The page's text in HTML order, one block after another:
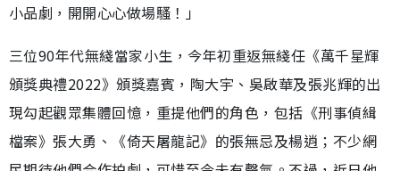
小品劇，開開心心做場騷！」
三位90年代無綫當家小生，今年初重返無綫任《萬千星輝
頒獎典禮2022》頒獎嘉賓，陶大宇、吳啟華及張兆輝的出
現勾起觀眾集體回憶，重提他們的角色，包括《刑事偵緝
檔案》張大勇、《倚天屠龍記》的張無忌及楊逍；不少網